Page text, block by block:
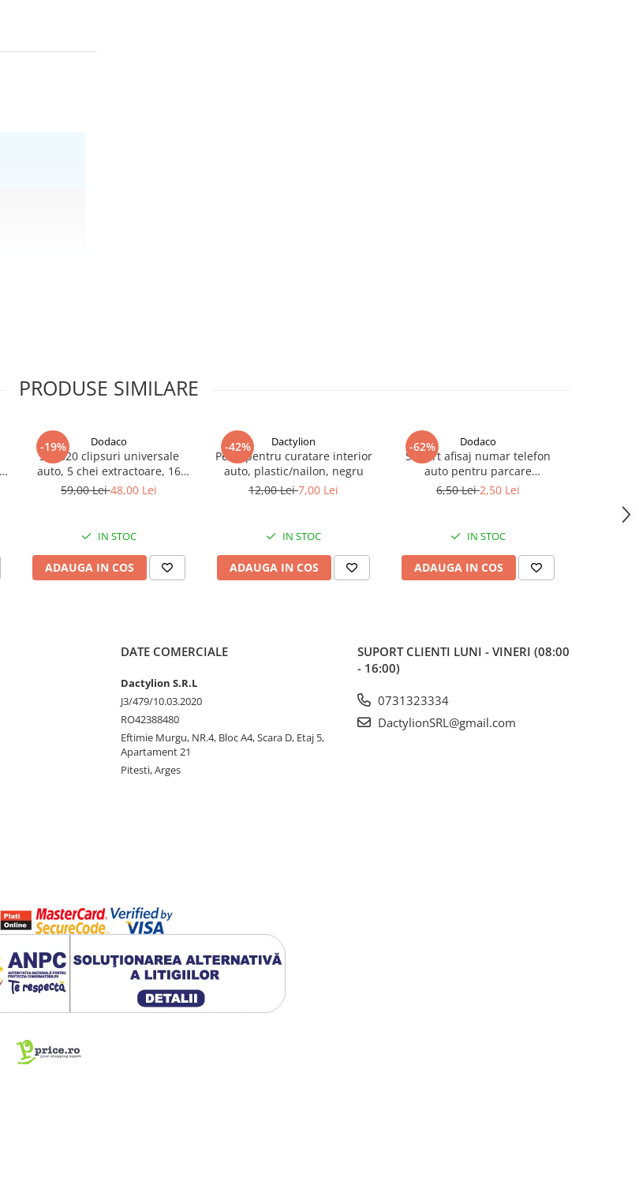
PRODUSE SIMILARE
-19% Dodaco
Set 620 clipsuri universale
auto, 5 chei extractoare, 16
tipuri de pini, 18 dimensiuni
reparatii si fixari auto
59,00 Lei48,00 Lei
IN STOC
ADAUGA IN COS
-42% Dactylion
Perie pentru curatare interior
auto, plastic/nailon, negru
12,00 Lei7,00 Lei
IN STOC
ADAUGA IN COS
-62% Dodaco
Suport afisaj numar telefon
auto pentru parcare
temporara, magnetic,
6,50 Lei2,50 Lei
IN STOC
ADAUGA IN COS
DATE COMERCIALE
Dactylion S.R.L
J3/479/10.03.2020
RO42388480
Eftimie Murgu, NR.4, Bloc A4, Scara D, Etaj 5,
Apartament 21
Pitesti, Arges
SUPORT CLIENTI LUNI - VINERI (08:00
- 16:00)
0731323334
DactylionSRL@gmail.com